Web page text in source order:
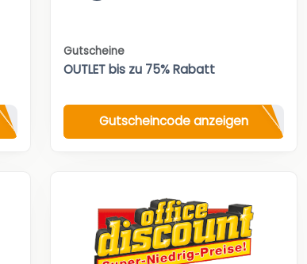
Gutscheine
OUTLET bis zu 75% Rabatt
Gutscheincode anzeigen